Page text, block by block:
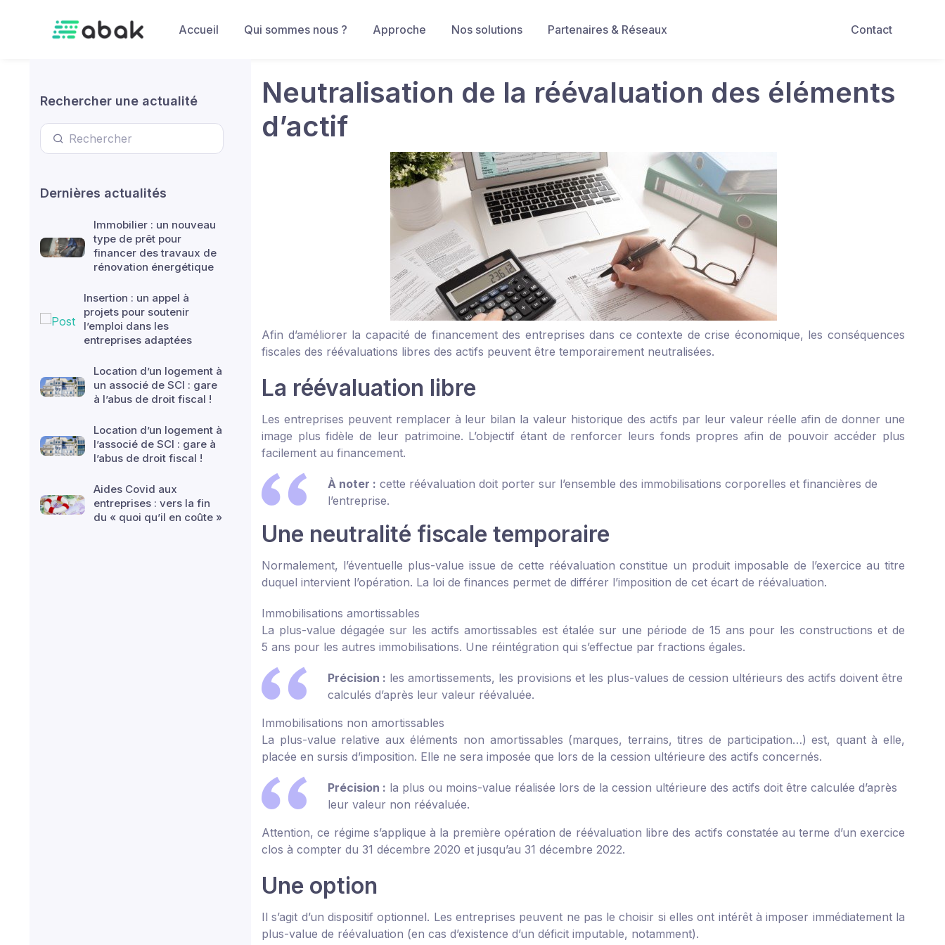
Contact
Accueil Qui sommes nous ? Approche Nos solutions Partenaires & Réseaux
Rechercher une actualité
Dernières actualités
Immobilier : un nouveau
type de prêt pour
financer des travaux de
rénovation énergétique
Insertion : un appel à
projets pour soutenir
l’emploi dans les
entreprises adaptées
Location d’un logement à
un associé de SCI : gare
à l’abus de droit fiscal !
Location d’un logement à
l’associé de SCI : gare à
l’abus de droit fiscal !
Aides Covid aux
entreprises : vers la fin
du « quoi qu’il en coûte »
Neutralisation de la réévaluation des éléments
d’actif
Afin d’améliorer la capacité de financement des entreprises dans ce contexte de crise économique, les conséquences
fiscales des réévaluations libres des actifs peuvent être temporairement neutralisées.
La réévaluation libre
Les entreprises peuvent remplacer à leur bilan la valeur historique des actifs par leur valeur réelle afin de donner une
image plus fidèle de leur patrimoine. L’objectif étant de renforcer leurs fonds propres afin de pouvoir accéder plus
facilement au financement.
À noter : cette réévaluation doit porter sur l’ensemble des immobilisations corporelles et financières de
l’entreprise.
Une neutralité fiscale temporaire
Normalement, l’éventuelle plus-value issue de cette réévaluation constitue un produit imposable de l’exercice au titre
duquel intervient l’opération. La loi de finances permet de différer l’imposition de cet écart de réévaluation.
Immobilisations amortissables
La plus-value dégagée sur les actifs amortissables est étalée sur une période de 15 ans pour les constructions et de
5 ans pour les autres immobilisations. Une réintégration qui s’effectue par fractions égales.
Précision : les amortissements, les provisions et les plus-values de cession ultérieurs des actifs doivent être
calculés d’après leur valeur réévaluée.
Immobilisations non amortissables
La plus-value relative aux éléments non amortissables (marques, terrains, titres de participation…) est, quant à elle,
placée en sursis d’imposition. Elle ne sera imposée que lors de la cession ultérieure des actifs concernés.
Précision : la plus ou moins-value réalisée lors de la cession ultérieure des actifs doit être calculée d’après
leur valeur non réévaluée.
Attention, ce régime s’applique à la première opération de réévaluation libre des actifs constatée au terme d’un exercice
clos à compter du 31 décembre 2020 et jusqu’au 31 décembre 2022.
Une option
Il s’agit d’un dispositif optionnel. Les entreprises peuvent ne pas le choisir si elles ont intérêt à imposer immédiatement la
plus-value de réévaluation (en cas d’existence d’un déficit imputable, notamment).